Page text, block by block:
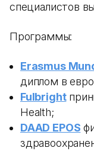
специалистов
Программы:
Erasmus
диплом в
Fulbright
Health;
DAAD EPOS